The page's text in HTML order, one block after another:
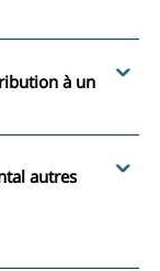
à un
autres